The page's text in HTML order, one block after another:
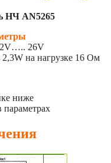
НЧ AN5265
26V
на нагрузке 16 Ом
ниже